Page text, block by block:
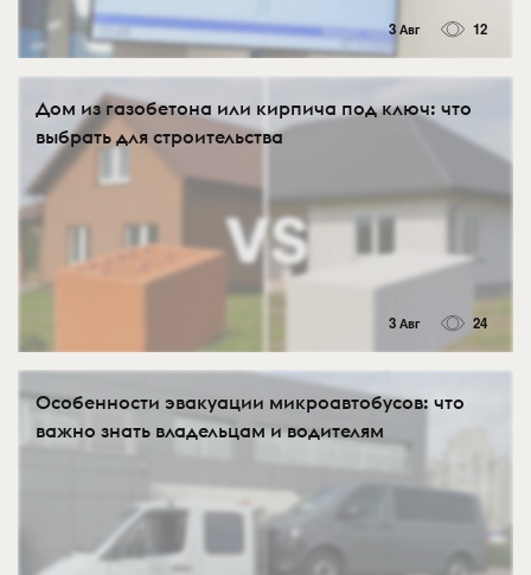
3 Авг 12
Дом из газобетона или кирпича под ключ: что
выбрать для строительства
3 Авг 24
Особенности эвакуации микроавтобусов: что
важно знать владельцам и водителям